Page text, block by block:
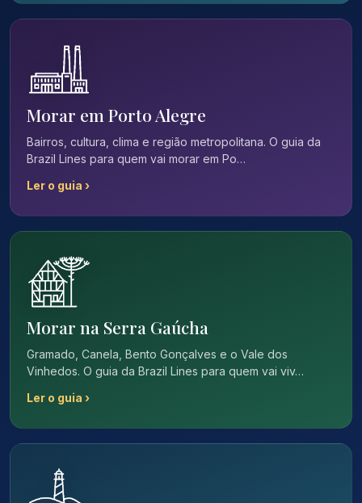
Morar em Porto Alegre
Bairros, cultura, clima e região metropolitana. O guia da
Brazil Lines para quem vai morar em Po…
Ler o guia ›
Morar na Serra Gaúcha
Gramado, Canela, Bento Gonçalves e o Vale dos
Vinhedos. O guia da Brazil Lines para quem vai viv…
Ler o guia ›